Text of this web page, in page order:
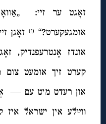
זאָגט ער זיי:
אומגעקערט?“ (ו)זאָגן
אונדז אָנטרעפנדיק,
קערט זיך אומעט צום
און רעדט מיט עם — אָט
ווײַלע אין ישראל איז